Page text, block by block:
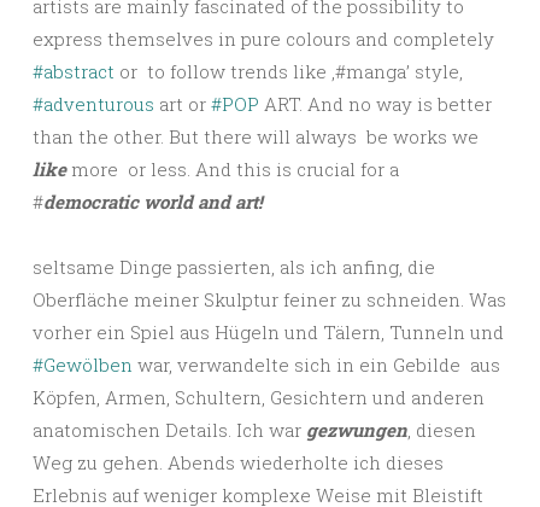
artists are mainly fascinated of the possibility to
express themselves in pure colours and completely
#abstract or to follow trends like ‚#manga’ style,
#adventurous art or #POP ART. And no way is better
than the other. But there will always be works we
likemore or less. And this is crucial for a
#democratic world and art!
seltsame Dinge passierten, als ich anfing, die
Oberfläche meiner Skulptur feiner zu schneiden. Was
vorher ein Spiel aus Hügeln und Tälern, Tunneln und
#Gewölben war, verwandelte sich in ein Gebilde aus
Köpfen, Armen, Schultern, Gesichtern und anderen
anatomischen Details. Ich war gezwungen, diesen
Weg zu gehen. Abends wiederholte ich dieses
Erlebnis auf weniger komplexe Weise mit Bleistift